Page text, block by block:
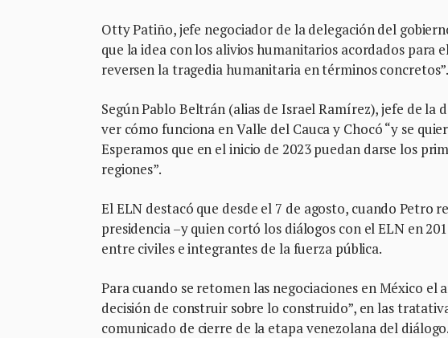
Otty Patiño, jefe negociador de la delegación del
que la idea con los alivios humanitarios acordados para
reversen la tragedia humanitaria en términos concretos”.
Según Pablo Beltrán (alias de Israel Ramírez), jefe de
ver cómo funciona en Valle del Cauca y Chocó “y se
Esperamos que en el inicio de 2023 puedan darse los
regiones”.
El ELN destacó que desde el 7 de agosto, cuando Petro
presidencia –y quien cortó los diálogos con el ELN en
entre civiles e integrantes de la fuerza pública.
Para cuando se retomen las negociaciones en México el
decisión de construir sobre lo construido”, en las
comunicado de cierre de la etapa venezolana del diálogo.